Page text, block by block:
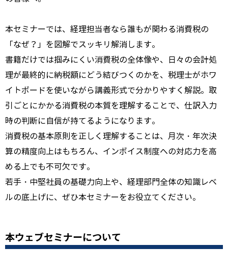
本セミナーでは、経理担当者なら誰もが関わる消費税の
「なぜ？」を図解でスッキリ解消します。
書籍だけでは掴みにくい消費税の全体像や、日々の会計処
理が最終的に納税額にどう結びつくのかを、税理士がホワ
イトボードを使いながら講義形式で分かりやすく解説。取
引ごとにかかる消費税の本質を理解することで、仕訳入力
時の判断に自信が持てるようになります。
消費税の基本原則を正しく理解することは、月次・年次決
算の精度向上はもちろん、インボイス制度への対応力を高
める上でも不可欠です。
若手・中堅社員の基礎力向上や、経理部門全体の知識レベ
ルの底上げに、ぜひ本セミナーをお役立てください。
本ウェブセミナーについて